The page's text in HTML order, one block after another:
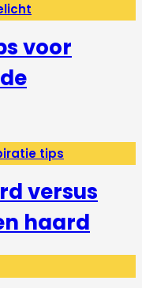
voor
tips
versus
haard